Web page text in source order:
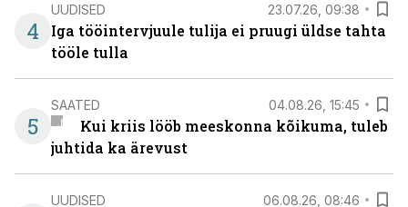
4
UUDISED 23.07.26, 09:38
Iga tööintervjuule tulija ei pruugi üldse tahta
tööle tulla
5
SAATED 04.08.26, 15:45
Kui kriis lööb meeskonna kõikuma, tuleb
juhtida ka ärevust
UUDISED 06.08.26, 08:46